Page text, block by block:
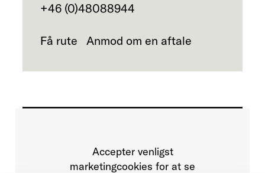
+46 (0)48088944
Få rute Anmod om en aftale
Accepter venligst
marketingcookies for at se